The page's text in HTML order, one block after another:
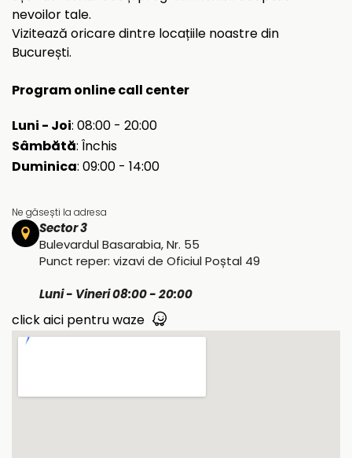
nevoilor tale.
Vizitează oricare dintre locațiile noastre din
București.
Program online call center
Luni - Joi: 08:00 - 20:00
Sâmbătă: Închis
Duminica: 09:00 - 14:00
Ne găsești la adresa
Sector 3
Bulevardul Basarabia, Nr. 55
Punct reper: vizavi de Oficiul Poștal 49
Luni - Vineri 08:00 - 20:00
click aici pentru waze